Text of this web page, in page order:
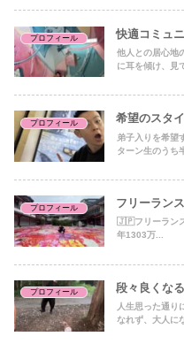
プロフィール 快適コミュ
他人との居心地
に耳を傾け、見
プロフィール 希望のスタ
弟子入りを希望
ターン生のうち
プロフィール フリーラン
🇯🇵フリーラン
年1303万...
プロフィール 段々良くな
人生思った通り
なれず、大人に